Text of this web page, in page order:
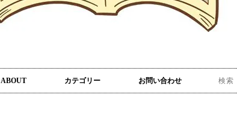
ABOUT カテゴリー お問い合わせ